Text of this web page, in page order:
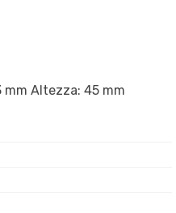
mm Altezza: 45 mm